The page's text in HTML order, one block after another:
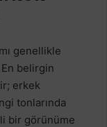
genellikle
belirgin
erkek
tonlarında
bir görünüme